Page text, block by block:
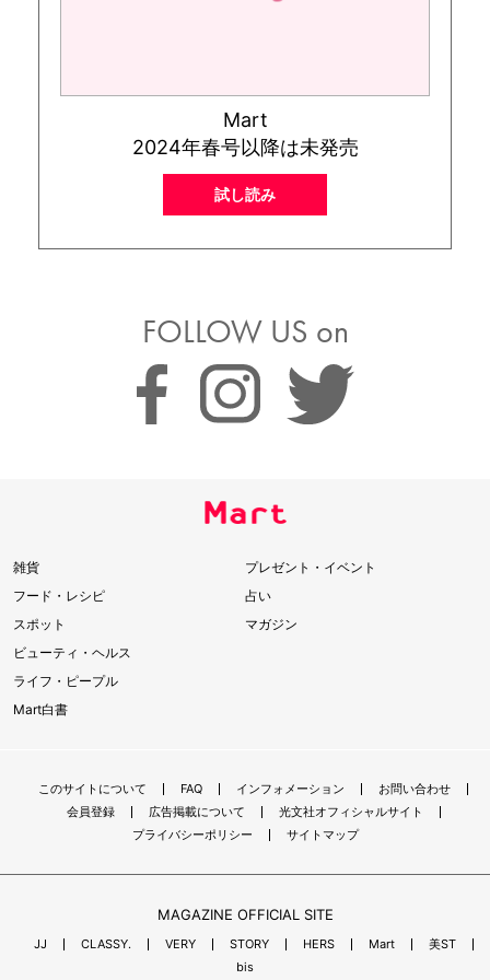
Mart
2024年春号以降は未発売
試し読み
FOLLOW US on
雑貨
フード・レシピ
スポット
ビューティ・ヘルス
ライフ・ピープル
Mart白書
プレゼント・イベント
占い
マガジン
このサイトについて FAQ インフォメーション
お問い合わせ
会員登録
広告掲載について
光文社オフィシャルサイト
プライバシーポリシー
サイトマップ
MAGAZINE OFFICIAL SITE
JJ CLASSY. VERY STORY HERS Mart
美ST
bis